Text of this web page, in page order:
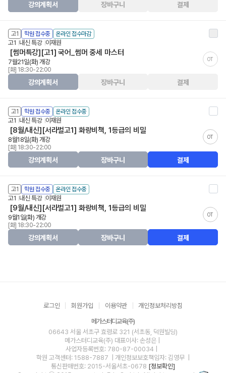
강의계획서 장바구니 결제
고1 학원 접수중 온라인 접수마감
고1 내신 특강 이재원
[썸머특강][고1] 국어_썸머 중세 마스터
OT
7월21일(화) 개강
[화] 18:30-22:00
강의계획서 장바구니 결제
고1 학원 접수중 온라인 접수중
고1 내신 특강 이재원
[8월/내신][서라벌고1] 화랑비책, 1등급의 비밀
OT
8월18일(화) 개강
[화] 18:30-22:00
강의계획서 장바구니 결제
고1 학원 접수중 온라인 접수중
고1 내신 특강 이재원
[9월/내신][서라벌고1] 화랑비책, 1등급의 비밀
OT
9월1일(화) 개강
[화] 18:30-22:00
강의계획서 장바구니 결제
로그인 회원가입 이용약관 개인정보처리방침
메가스터디교육(주)
06643 서울 서초구 효령로 321 (서초동, 덕원빌딩)
메가스터디교육(주) 대표이사: 손성은 |
사업자등록번호: 780-87-00034
학원 고객센터: 1588-7887
| 개인정보보호책임자: 김영무
통신판매번호: 2015-서울서초-0678 [정보확인]